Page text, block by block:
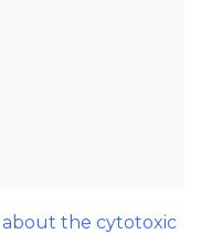
the cytotoxic